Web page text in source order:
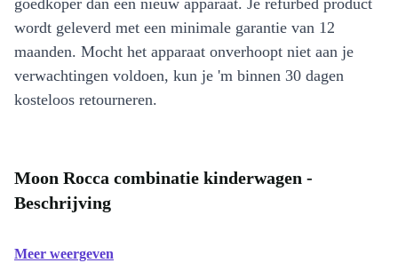
goedkoper dan een nieuw apparaat. Je refurbed product
wordt geleverd met een minimale garantie van 12
maanden. Mocht het apparaat onverhoopt niet aan je
verwachtingen voldoen, kun je 'm binnen 30 dagen
kosteloos retourneren.
Moon Rocca combinatie kinderwagen -
Beschrijving
Meer weergeven